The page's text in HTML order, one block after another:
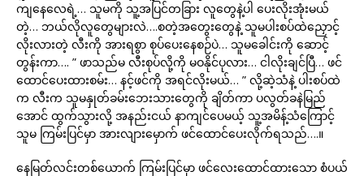
ကျနေလေရဲ့… သူမကို သူ့အပြင်တခြား လူတွေနဲ့ပါ ပေးလိုးအုံးမယ်
တဲ့… ဘယ်လိုလူတွေများလဲ….စတဲ့အတွေးတွေနဲ့ သူမပါးစပ်ထဲညှောင့်
လိုးလားတဲ့ လီးကို အားရစွာ စုပ်ပေးနေစဉ်ပဲ… သူမခေါင်းကို ဆောင့်
တွန်းကာ…. ” ဖာသည်မ လီးစုပ်လို့ကို မဝနိုင်ပုလား… ငါလိုးချင်ပြီ… ဖင်
ထောင်ပေးထားစမ်း… နင့်ဖင်ကို အရင်လိုးမယ်… ” လို့ဆဲ့သံနဲ့ ပါးစပ်ထဲ
က လီးက သူမနှုတ်ခမ်းဘေးသားတွေကို ချိတ်ကာ ပလွတ်ခနဲမြည်
အောင် ထွက်သွားလို့ အနည်းငယ် နာကျင်ပေမယ့် သူ့အမိန့်သံကြောင့်
သူမ ကြမ်းပြင်မှာ အားလျားမှောက် ဖင်ထောင်ပေးလိုက်ရသည်….။
နေမြတ်လင်းတစ်ယောက် ကြမ်းပြင်မှာ ဖင်လေးထောင်ထားသော စံပယ်